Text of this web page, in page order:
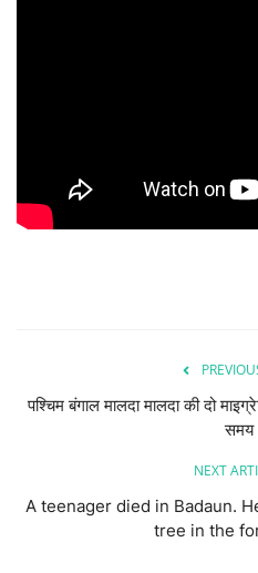
राजनीतिक
शिक्षा
Live TV
पश्चिम बंगाल मालदा मालदा की दो
समय
NEXT
A teenager died in Badaun.
tree in the